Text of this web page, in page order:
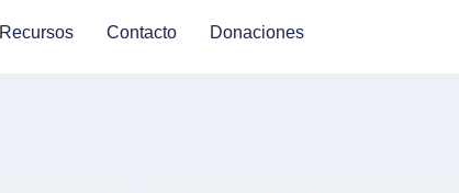
Recursos Contacto Donaciones